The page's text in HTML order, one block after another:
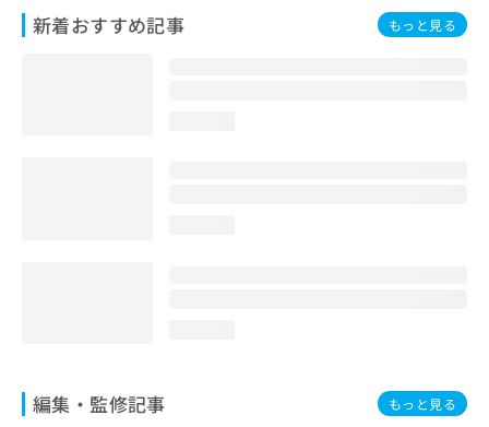
新着おすすめ記事 もっと見る
編集・監修記事 もっと見る
お
問